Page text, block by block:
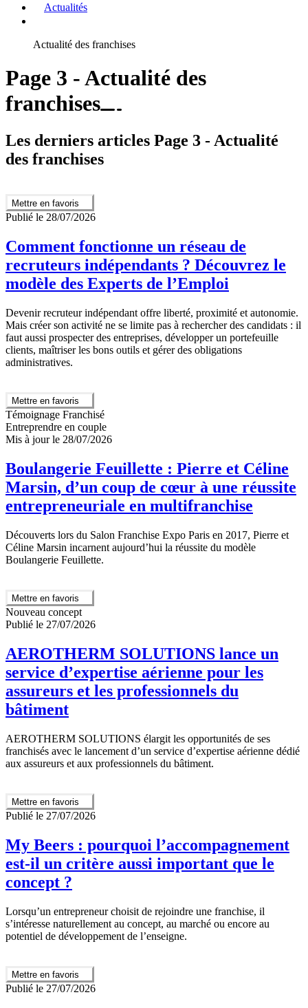
Actualités
Actualité des franchises
Page 3 - Actualité des
franchises
Les derniers articles Page 3 - Actualité
des franchises
Mettre en favoris
Publié le 28/07/2026
Comment fonctionne un réseau de
recruteurs indépendants ? Découvrez le
modèle des Experts de l’Emploi
Devenir recruteur indépendant offre liberté, proximité et autonomie.
Mais créer son activité ne se limite pas à rechercher des candidats : il
faut aussi prospecter des entreprises, développer un portefeuille
clients, maîtriser les bons outils et gérer des obligations
administratives.
Mettre en favoris
Témoignage Franchisé
Entreprendre en couple
Mis à jour le 28/07/2026
Boulangerie Feuillette : Pierre et Céline
Marsin, d’un coup de cœur à une réussite
entrepreneuriale en multifranchise
Découverts lors du Salon Franchise Expo Paris en 2017, Pierre et
Céline Marsin incarnent aujourd’hui la réussite du modèle
Boulangerie Feuillette.
Mettre en favoris
Nouveau concept
Publié le 27/07/2026
AEROTHERM SOLUTIONS lance un
service d’expertise aérienne pour les
assureurs et les professionnels du
bâtiment
AEROTHERM SOLUTIONS élargit les opportunités de ses
franchisés avec le lancement d’un service d’expertise aérienne dédié
aux assureurs et aux professionnels du bâtiment.
Mettre en favoris
Publié le 27/07/2026
My Beers : pourquoi l’accompagnement
est-il un critère aussi important que le
concept ?
Lorsqu’un entrepreneur choisit de rejoindre une franchise, il
s’intéresse naturellement au concept, au marché ou encore au
potentiel de développement de l’enseigne.
Mettre en favoris
Publié le 27/07/2026